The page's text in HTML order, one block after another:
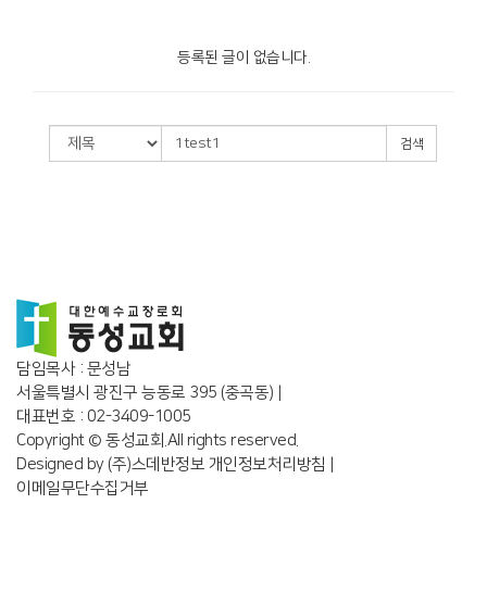
등록된 글이 없습니다.
검색
담임목사 : 문성남
서울특별시 광진구 능동로 395 (중곡동) |
대표번호 : 02-3409-1005
Copyright © 동성교회.All rights reserved.
Designed by (주)스데반정보 개인정보처리방침
이메일무단수집거부